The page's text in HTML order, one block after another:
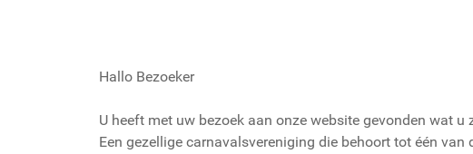
Hallo Bezoeker
U heeft met uw bezoek aan onze website gevonden wat u
Een gezellige carnavalsvereniging die behoort tot één van